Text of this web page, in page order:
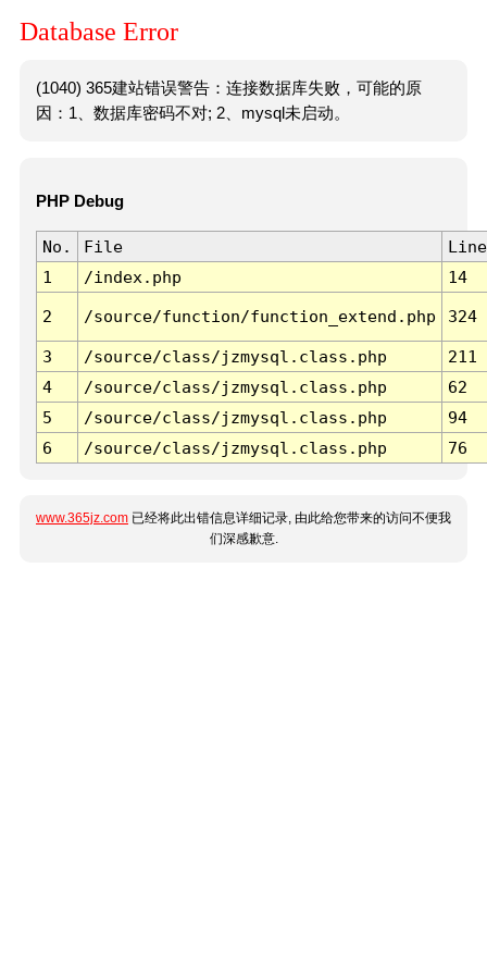
Database Error
(1040) 365建站错误警告：连接数据库失败，可能的原
因：1、数据库密码不对; 2、mysql未启动。
PHP Debug
No. File
Line
1
/index.php 14
2 /source/function/function_extend.php 324
3 /source/class/jzmysql.class.php
211
4
/source/class/jzmysql.class.php
62
5
/source/class/jzmysql.class.php
94
6
/source/class/jzmysql.class.php 76
www.365jz.com 已经将此出错信息详细记录, 由此给您带来的访问不便我
们深感歉意.